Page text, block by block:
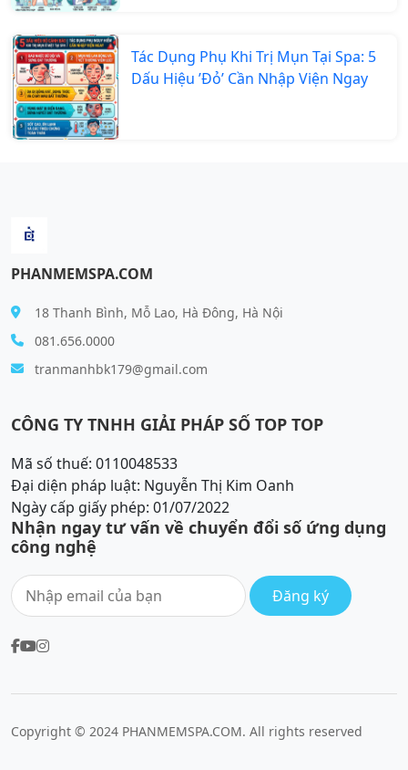
Tác Dụng Phụ Khi Trị Mụn Tại Spa: 5
Dấu Hiệu ’Đỏ’ Cần Nhập Viện Ngay
PHANMEMSPA.COM
18 Thanh Bình, Mỗ Lao, Hà Đông, Hà Nội
081.656.0000
tranmanhbk179@gmail.com
CÔNG TY TNHH GIẢI PHÁP SỐ TOP TOP
Mã số thuế: 0110048533
Đại diện pháp luật: Nguyễn Thị Kim Oanh
Ngày cấp giấy phép: 01/07/2022
Nhận ngay tư vấn về chuyển đổi số ứng dụng
công nghệ
Đăng ký
Copyright © 2024 PHANMEMSPA.COM. All rights reserved